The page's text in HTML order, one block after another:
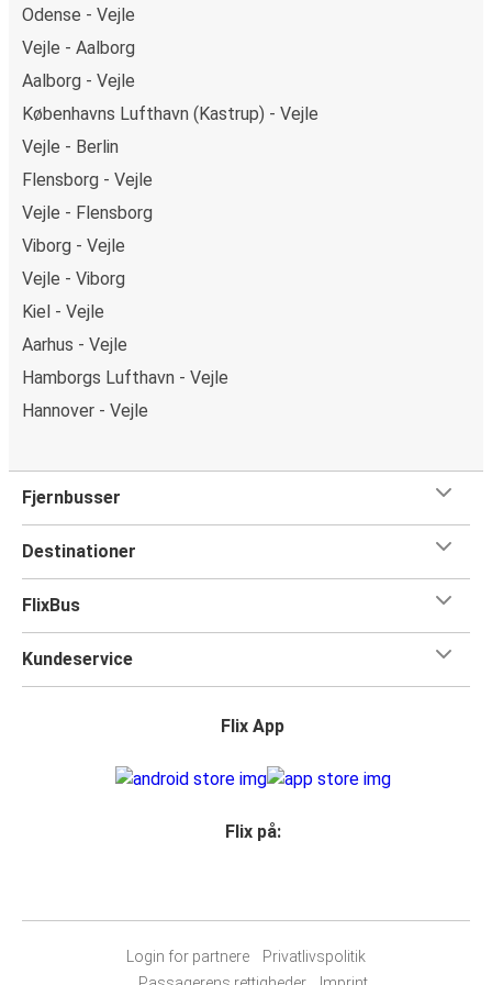
Odense - Vejle
Vejle - Aalborg
Aalborg - Vejle
Københavns Lufthavn (Kastrup) - Vejle
Vejle - Berlin
Flensborg - Vejle
Vejle - Flensborg
Viborg - Vejle
Vejle - Viborg
Kiel - Vejle
Aarhus - Vejle
Hamborgs Lufthavn - Vejle
Hannover - Vejle
Fjernbusser
Destinationer
FlixBus
Kundeservice
Flix App
Flix på:
Login for partnere
Privatlivspolitik